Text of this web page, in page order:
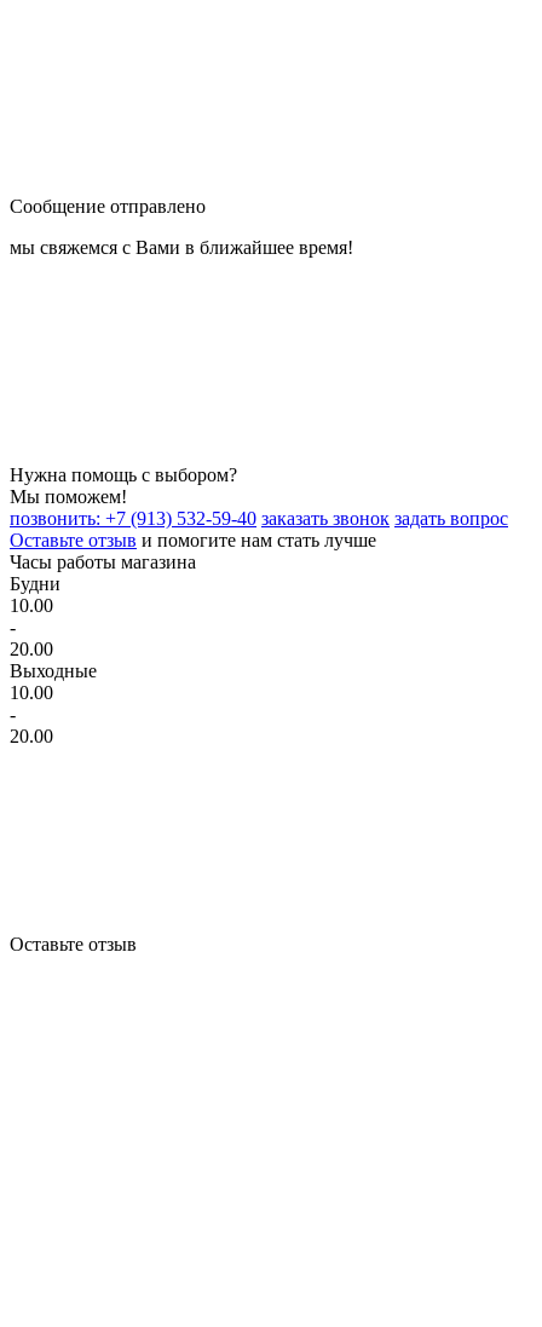
Сообщение отправлено
мы свяжемся с Вами в ближайшее время!
Нужна помощь с выбором?
Мы поможем!
позвонить: +7 (913) 532-59-40 заказать звонок задать вопрос
Оставьте отзыв и помогите нам стать лучше
Часы работы магазина
Будни
10.00
-
20.00
Выходные
10.00
-
20.00
Оставьте отзыв